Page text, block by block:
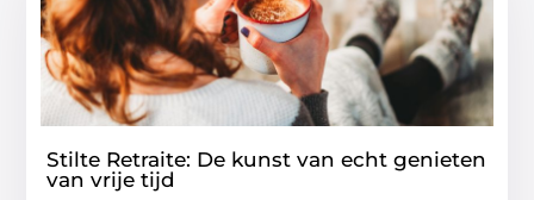
Stilte Retraite: De kunst van echt genieten
van vrije tijd